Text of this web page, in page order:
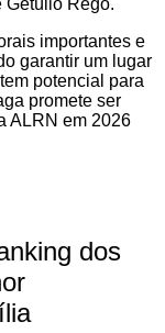
Getúlio Rêgo.
importantes e
garantir um lugar
potencial para
promete ser
ALRN em 2026
dos